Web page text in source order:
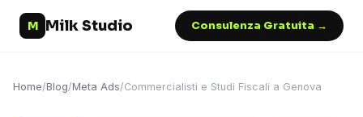
M Milk Studio Consulenza Gratuita →
Home/Blog/Meta Ads/Commercialisti e Studi Fiscali a Genova